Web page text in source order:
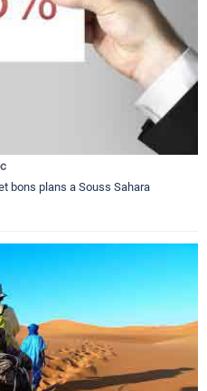
bons plans a Souss Sahara